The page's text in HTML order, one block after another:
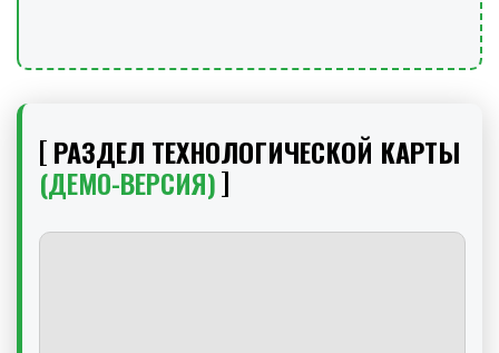
РАЗДЕЛ ТЕХНОЛОГИЧЕСКОЙ КАРТЫ
(ДЕМО-ВЕРСИЯ)